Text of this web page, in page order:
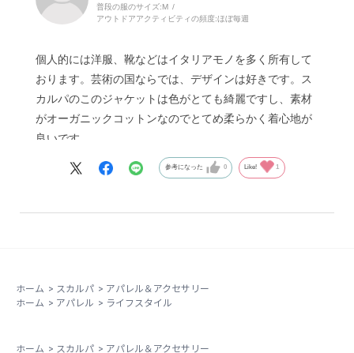
普段の服のサイズ:M
アウトドアアクティビティの頻度:ほぼ毎週
個人的には洋服、靴などはイタリアモノを多く所有して
おります。芸術の国ならでは、デザインは好きです。ス
カルパのこのジャケットは色がとても綺麗ですし、素材
がオーガニックコットンなのでとてめ柔らかく着心地が
良いです。
参考になった 0 Like! 1
ホーム > スカルパ > アパレル＆アクセサリー
ホーム > アパレル > ライフスタイル
ホーム > スカルパ > アパレル＆アクセサリー